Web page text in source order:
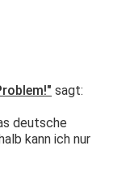
sagt:
deutsche
kann ich nur